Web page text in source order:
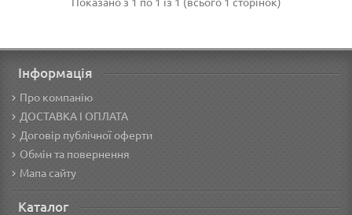
Інформація
Про компанію
ДОСТАВКА І ОПЛАТА
Договір публічної оферти
Обмін та повернення
Мапа сайту
Каталог